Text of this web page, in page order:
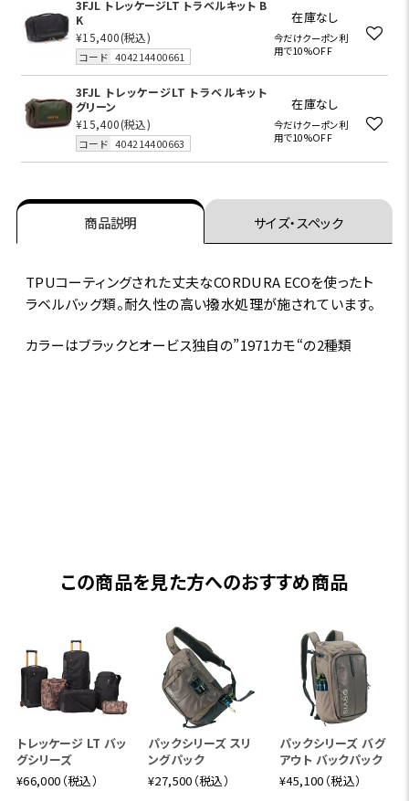
3FJL トレッケージLT トラベルキット B
K
¥15,400(税込)
コード 404214400661
在庫なし
今だけクーポン利
用で10%OFF
3FJL トレッケージLT トラベルキット
グリーン
¥15,400(税込)
コード 404214400663
在庫なし
今だけクーポン利
用で10%OFF
商品説明 サイズ・スペック
TPUコーティングされた丈夫なCORDURA ECOを使ったト
ラベルバッグ類。耐久性の高い撥水処理が施されています。
カラーはブラックとオービス独自の”1971カモ“の2種類
この商品を見た方へのおすすめ商品
トレッケージ LT バッ
グシリーズ
¥66,000（税込）
パックシリーズ スリ
ングパック
¥27,500（税込）
パックシリーズ バグ
アウト バックパック
¥45,100（税込）